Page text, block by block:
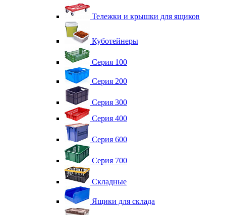
Тележки и крышки для ящиков
Куботейнеры
Серия 100
Серия 200
Серия 300
Серия 400
Серия 600
Серия 700
Складные
Ящики для склада